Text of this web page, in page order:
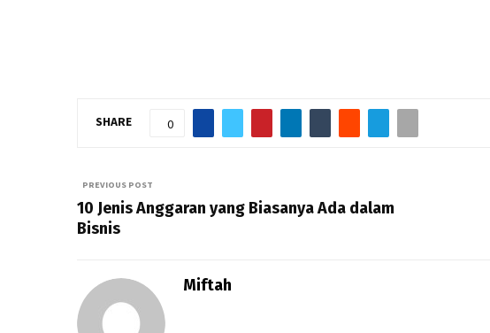
SHARE 0
PREVIOUS POST
10 Jenis Anggaran yang Biasanya Ada dalam
Bisnis
Miftah